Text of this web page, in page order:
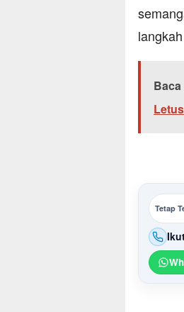
Tetap